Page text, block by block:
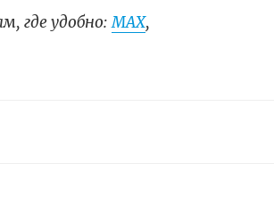
где удобно:МАХ,